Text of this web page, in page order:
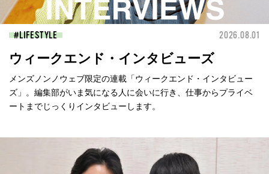
LIFESTYLE 2026.08.01
ウィークエンド・インタビューズ
メンズノンノウェブ限定の連載「ウィークエンド・インタビュー
ズ」。編集部がいま気になる人に会いに行き、仕事からプライベ
ートまでじっくりインタビューします。